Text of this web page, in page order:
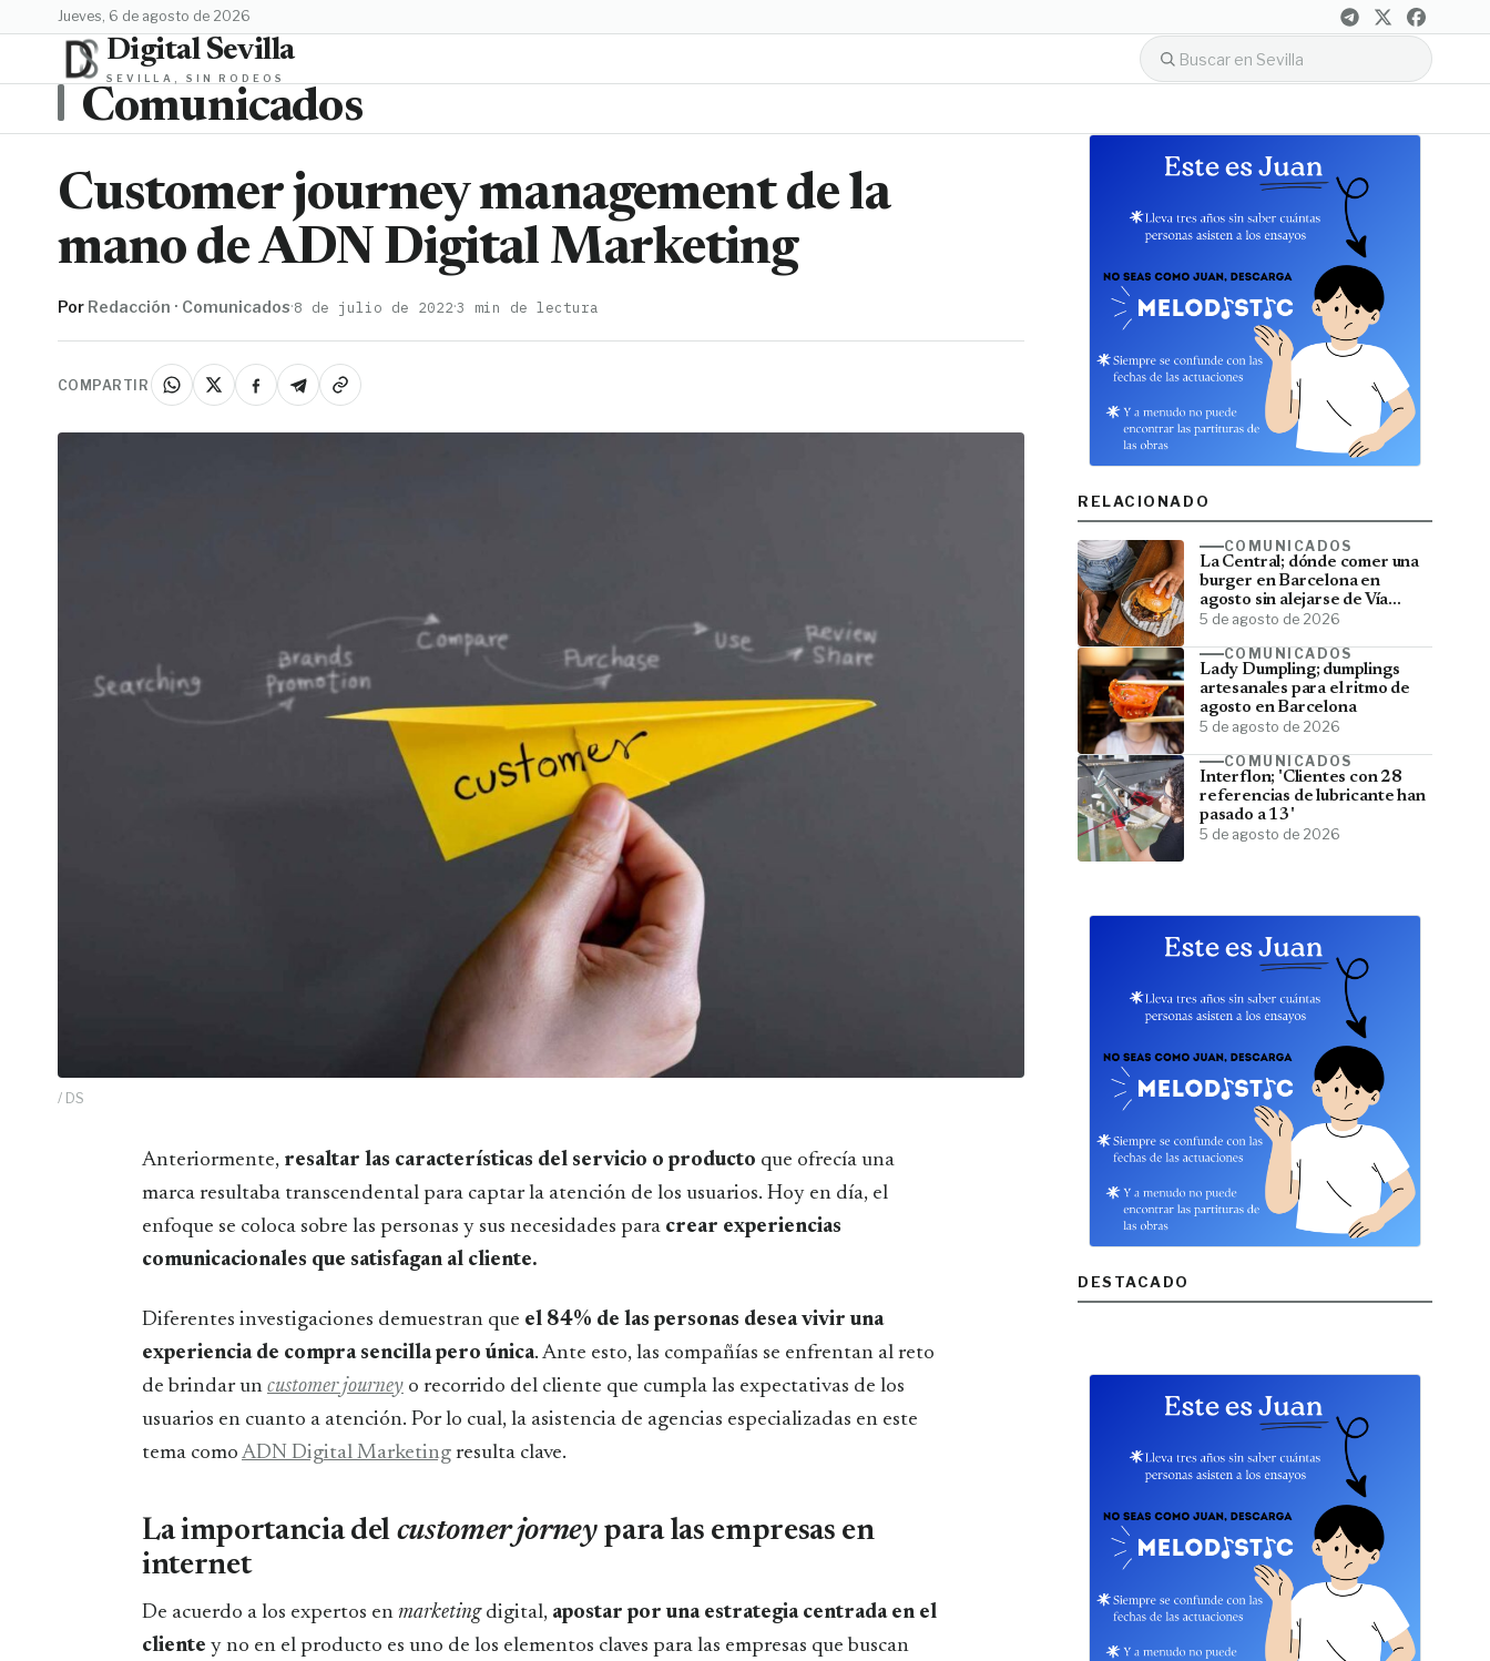
jueves, 6 de agosto de 2026
Digital Sevilla
SEVILLA, SIN RODEOS
Comunicados
Customer journey management de la
mano de ADN Digital Marketing
Por Redacción · Comunicados·8 de julio de 2022·3 min de lectura
COMPARTIR
/ DS
Anteriormente, resaltar las características del servicio o producto que ofrecía una
marca resultaba transcendental para captar la atención de los usuarios. Hoy en día, el
enfoque se coloca sobre las personas y sus necesidades para crear experiencias
comunicacionales que satisfagan al cliente.
Diferentes investigaciones demuestran que el 84% de las personas desea vivir una
experiencia de compra sencilla pero única. Ante esto, las compañías se enfrentan al reto
de brindar un customer journey o recorrido del cliente que cumpla las expectativas de los
usuarios en cuanto a atención. Por lo cual, la asistencia de agencias especializadas en este
tema como ADN Digital Marketing resulta clave.
La importancia del customer jorneypara las empresas en
internet
De acuerdo a los expertos en marketingdigital, apostar por una estrategia centrada en el
cliente y no en el producto es uno de los elementos claves para las empresas que buscan
RELACIONADO
COMUNICADOS
La Central; dónde comer una
burger en Barcelona en
agosto sin alejarse de Vía
Laietana
5 de agosto de 2026
COMUNICADOS
Lady Dumpling; dumplings
artesanales para el ritmo de
agosto en Barcelona
5 de agosto de 2026
COMUNICADOS
Interflon; 'Clientes con 28
referencias de lubricante han
pasado a 13'
5 de agosto de 2026
DESTACADO